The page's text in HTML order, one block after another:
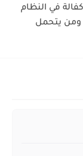
في النظام
الجديد 2024 ومن يتحمل